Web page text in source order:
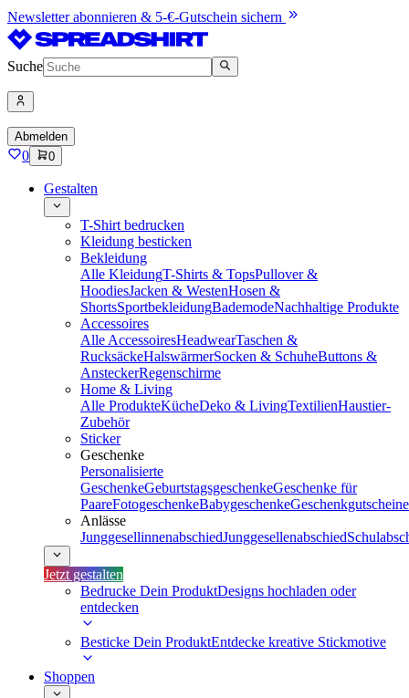
Newsletter abonnieren & 5-€-Gutschein sichern
Suche
Abmelden
0 0
Gestalten
T-Shirt bedrucken
Kleidung besticken
Bekleidung
Alle KleidungT-Shirts & TopsPullover &
HoodiesJacken & WestenHosen &
ShortsSportbekleidungBademodeNachhaltige Produkte
Accessoires
Alle AccessoiresHeadwearTaschen &
RucksäckeHalswärmerSocken & SchuheButtons &
AnsteckerRegenschirme
Home & Living
Alle ProdukteKücheDeko & LivingTextilienHaustier-
Zubehör
Sticker
Geschenke
Personalisierte
GeschenkeGeburtstagsgeschenkeGeschenke für
PaareFotogeschenkeBabygeschenkeGeschenkgutscheine
Anlässe
JunggesellinnenabschiedJunggesellenabschied
Jetzt gestalten
Bedrucke Dein ProduktDesigns hochladen oder
entdecken
Besticke Dein ProduktEntdecke kreative Stickmotive
Shoppen